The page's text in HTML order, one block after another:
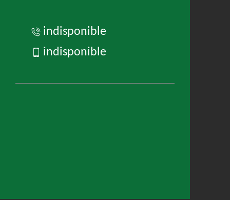
indisponible
indisponible